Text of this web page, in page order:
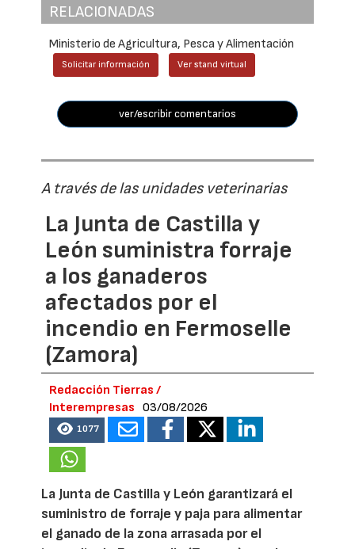
RELACIONADAS
Ministerio de Agricultura, Pesca y Alimentación
Solicitar información Ver stand virtual
ver/escribir comentarios
A través de las unidades veterinarias
La Junta de Castilla y
León suministra forraje
a los ganaderos
afectados por el
incendio en Fermoselle
(Zamora)
Redacción Tierras /
Interempresas
03/08/2026
1077
La Junta de Castilla y León garantizará el
suministro de forraje y paja para alimentar
el ganado de la zona arrasada por el